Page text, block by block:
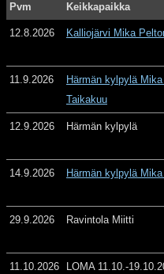
Pvm Keikkapaikka
12.8.2026 Kalliojärvi Mika
11.9.2026
Härmän kylpylä
Taikakuu
12.9.2026 Härmän kylpylä
14.9.2026 Härmän kylpylä
29.9.2026 Ravintola Miitti
11.10.2026 LOMA 11.10.-